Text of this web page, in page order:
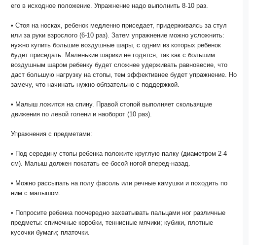
его в исходное положение. Упражнение надо выполнить 8-10 раз.
• Стоя на носках, ребенок медленно приседает, придерживаясь за стул
или за руки взрослого (6-10 раз). Затем упражнение можно усложнить:
нужно купить большие воздушные шары, с одним из которых ребенок
будет приседать. Маленькие шарики не годятся, так как с большим
воздушным шаром ребенку будет сложнее удерживать равновесие, что
даст большую нагрузку на стопы, тем эффективнее будет упражнение. Но
замечу, что начинать нужно обязательно с поддержкой.
• Малыш ложится на спину. Правой стопой выполняет скользящие
движения по левой голени и наоборот (10 раз).
Упражнения с предметами:
• Под середину стопы ребенка положите круглую палку (диаметром 2-4
см). Малыш должен покатать ее босой ногой вперед-назад.
• Можно рассыпать на полу фасоль или речные камушки и походить по
ним с малышом.
• Попросите ребенка поочередно захватывать пальцами ног различные
предметы: спичечные коробки, теннисные мячики; кубики, плотные
кусочки бумаги; платочки.